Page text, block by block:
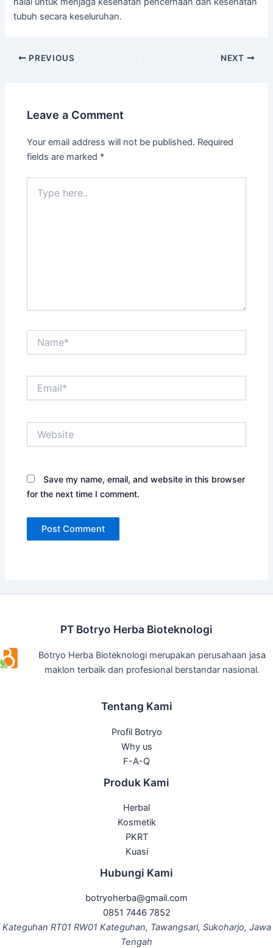
tubuh secara keseluruhan.
PREVIOUS NEXT
Leave a Comment
Your email address will not be published. Required
fields are marked *
here..
Save my name, email, and website in this browser
for the next time I comment.
PT Botryo Herba Bioteknologi
Botryo Herba Bioteknologi merupakan perusahaan jasa
maklon terbaik dan profesional berstandar nasional.
Tentang Kami
Profil Botryo
Why us
F-A-Q
Produk Kami
Herbal
Kosmetik
PKRT
Kuasi
Hubungi Kami
botryoherba@gmail.com
0851 7446 7852
Kateguhan RT01 RW01 Kateguhan, Tawangsari, Sukoharjo, Jawa
Tengah